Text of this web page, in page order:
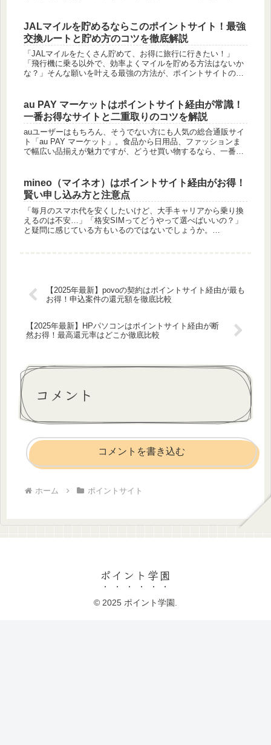
JALマイルを貯めるならこのポイントサイト！最強
交換ルートと貯め方のコツを徹底解説
「JALマイルをたくさん貯めて、お得に旅行に行きたい！」
「飛行機に乗る以外で、効率よくマイルを貯める方法はないか
な？」そんな願いを叶える最強の方法が、ポイントサイトの活
au PAY マーケットはポイントサイト経由が常識！
一番お得なサイトと二重取りのコツを解説
auユーザーはもちろん、そうでない方にも人気の総合通販サイ
ト「au PAY マーケット」。食品から日用品、ファッションま
で幅広い品揃えが魅力ですが、どうせ買い物するなら、一番お
mineo（マイネオ）はポイントサイト経由がお得！
賢い申し込み方と注意点
「毎月のスマホ代を安くしたいけど、大手キャリアから乗り換
えるのは不安…」「格安SIMってどうやって選べばいいの？」
と疑問に感じている方もいるのではないでしょうか。
【2025年最新】povoの契約はポイントサイト経由が最も
お得！申込案件の還元額を徹底比較
【2025年最新】HPパソコンはポイントサイト経由が断
然お得！最高還元率はどこか徹底比較
コメント
コメントを書き込む
ホーム ポイントサイト
ポイント学園
© 2025 ポイント学園.